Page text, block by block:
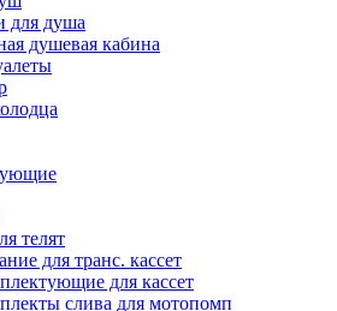
для душа
душевая кабина
телят
для транс. кассет
для кассет
слива для мотопомп